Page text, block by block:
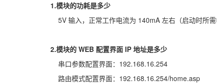
1.模块的功耗是多少
5V 输入，正常工作电流为 140mA 左右（启动时所
2.模块的 WEB 配置界面 IP 地址是多少
串口参数配置界面：192.168.16.254
路由模式配置界面：192.168.16.254/home.asp